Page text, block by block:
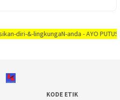
anda - AYO PUTUSKAN
KODE ETIK